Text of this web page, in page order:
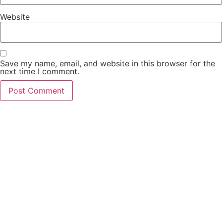
Website
Save my name, email, and website in this browser for the
next time I comment.